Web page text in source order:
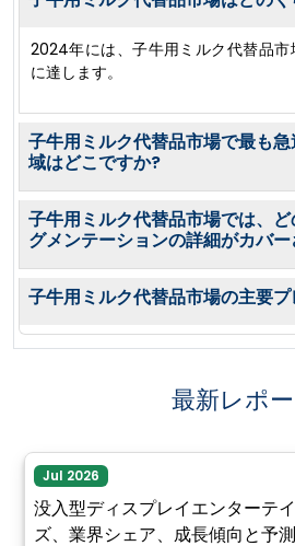
2024年には、子牛用ミルク代替品
に達します。
子牛用ミルク代替品市場で最も
域はどこですか?
子牛用ミルク代替品市場では、
グメンテーションの詳細がカバ
子牛用ミルク代替品市場の主要
最新レポ
Jul 2026
没入型ディスプレイエンターテ
ズ、業界シェア、成長傾向と予